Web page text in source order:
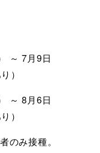
～ 7月9日
）
～ 8月6日
）
のみ接種。